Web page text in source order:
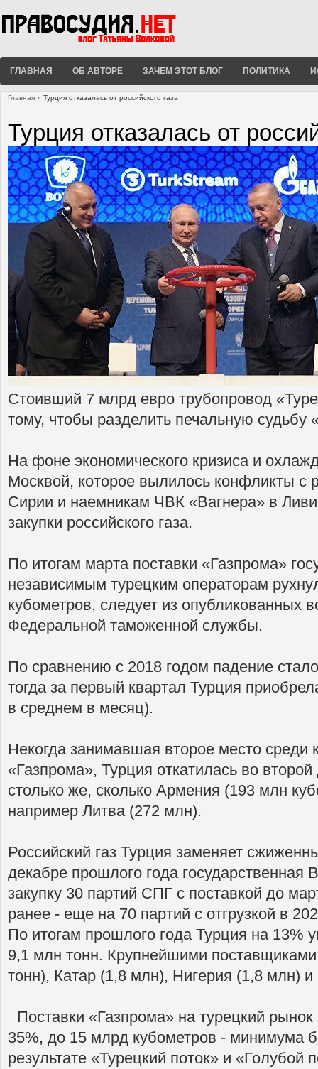
ГЛАВНАЯ ОБ АВТОРЕ ЗАЧЕМ ЭТОТ БЛОГ ПОЛИТИКА
Главная » Турция отказалась от российского газа
Турция отказалась от
Стоивший 7 млрд евро трубопровод
тому, чтобы разделить печальную судьбу
На фоне экономического кризиса и
Москвой, которое вылилось конфликты с
Сирии и наемникам ЧВК «Вагнера» в
закупки российского газа.
По итогам марта поставки «Газпрома»
независимым турецким операторам
кубометров, следует из опубликованных
Федеральной таможенной службы.
По сравнению с 2018 годом падение
тогда за первый квартал Турция
в среднем в месяц).
Некогда занимавшая второе место среди
«Газпрома», Турция откатилась во второй
столько же, сколько Армения (193 млн
например Литва (272 млн).
Российский газ Турция заменяет
декабре прошлого года государственная
закупку 30 партий СПГ с поставкой до
ранее - еще на 70 партий с отгрузкой в
По итогам прошлого года Турция на 13%
9,1 млн тонн. Крупнейшими
тонн), Катар (1,8 млн), Нигерия (1,8 млн)
Поставки «Газпрома» на турецкий
35%, до 15 млрд кубометров - минимума
результате «Турецкий поток» и «Голубой